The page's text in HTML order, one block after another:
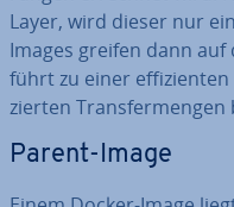
Layer, wird dieser nur
Images greifen dann auf
führt zu einer
zier­ten Trans­fer­men­gen
Parent-Image